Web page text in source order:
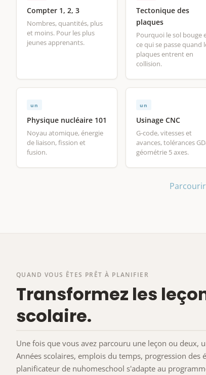
Compter 1, 2, 3
Nombres, quantités, plus
et moins. Pour les plus
jeunes apprenants.
Tectonique des
plaques
Pourquoi le sol bouge
ce qui se passe quand
plaques entrent en
collision.
un
Physique nucléaire 101
Noyau atomique, énergie
de liaison, fission et
fusion.
un
Usinage CNC
G-code, vitesses et
avances, tolérances
géométrie 5 axes.
QUAND VOUS ÊTES PRÊT À PLANIFIER
Transformez les
scolaire.
Une fois que vous avez parcouru une leçon ou deux,
Années scolaires, emplois du temps, progression des
planificateur de nuhomeschool s'adapte au